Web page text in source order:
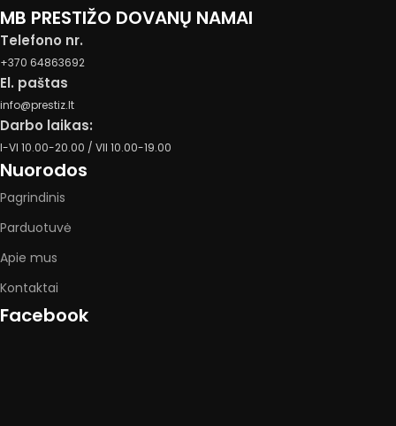
MB PRESTIŽO DOVANŲ NAMAI
Telefono nr.
+370 64863692
El. paštas
info@prestiz.lt
Darbo laikas:
I-VI 10.00-20.00 / VII 10.00-19.00
Nuorodos
Pagrindinis
Parduotuvė
Apie mus
Kontaktai
Facebook